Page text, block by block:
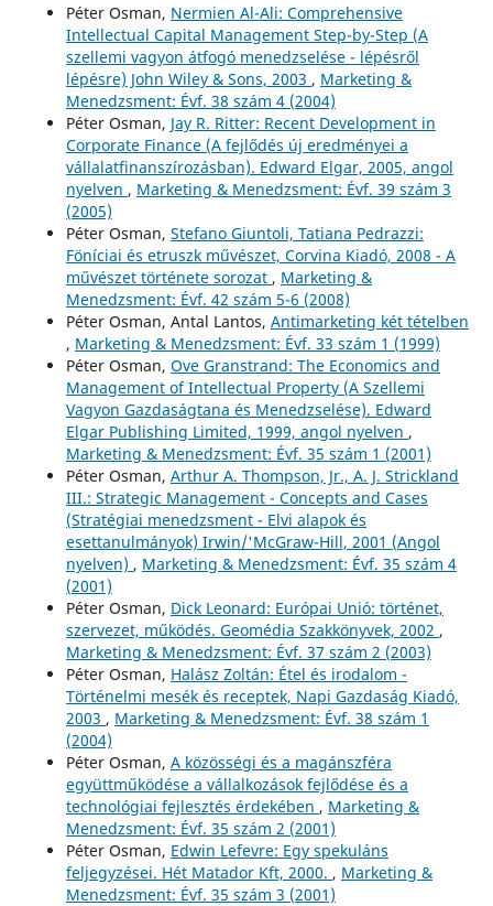
Péter Osman, Nermien Al-Ali: Comprehensive
Intellectual Capital Management Step-by-Step (A
szellemi vagyon átfogó menedzselése - lépésről
lépésre) John Wiley & Sons, 2003 , Marketing &
Menedzsment: Évf. 38 szám 4 (2004)
Péter Osman, Jay R. Ritter: Recent Development in
Corporate Finance (A fejlődés új eredményei a
vállalatfinanszírozásban). Edward Elgar, 2005, angol
nyelven , Marketing & Menedzsment: Évf. 39 szám 3
(2005)
Péter Osman, Stefano Giuntoli, Tatiana Pedrazzi:
Föníciai és etruszk művészet, Corvina Kiadó, 2008 - A
művészet története sorozat , Marketing &
Menedzsment: Évf. 42 szám 5-6 (2008)
Péter Osman, Antal Lantos, Antimarketing két tételben
, Marketing & Menedzsment: Évf. 33 szám 1 (1999)
Péter Osman, Ove Granstrand: The Economics and
Management of Intellectual Property (A Szellemi
Vagyon Gazdaságtana és Menedzselése). Edward
Elgar Publishing Limited, 1999, angol nyelven ,
Marketing & Menedzsment: Évf. 35 szám 1 (2001)
Péter Osman, Arthur A. Thompson, Jr., A. J. Strickland
III.: Strategic Management - Concepts and Cases
(Stratégiai menedzsment - Elvi alapok és
esettanulmányok) Irwin/'McGraw-Hill, 2001 (Angol
nyelven) , Marketing & Menedzsment: Évf. 35 szám 4
(2001)
Péter Osman, Dick Leonard: Európai Unió: történet,
szervezet, működés. Geomédia Szakkönyvek, 2002 ,
Marketing & Menedzsment: Évf. 37 szám 2 (2003)
Péter Osman, Halász Zoltán: Étel és irodalom -
Történelmi mesék és receptek, Napi Gazdaság Kiadó,
2003 , Marketing & Menedzsment: Évf. 38 szám 1
(2004)
Péter Osman, A közösségi és a magánszféra
együttműködése a vállalkozások fejlődése és a
technológiai fejlesztés érdekében , Marketing &
Menedzsment: Évf. 35 szám 2 (2001)
Péter Osman, Edwin Lefevre: Egy spekuláns
feljegyzései. Hét Matador Kft, 2000. , Marketing &
Menedzsment: Évf. 35 szám 3 (2001)